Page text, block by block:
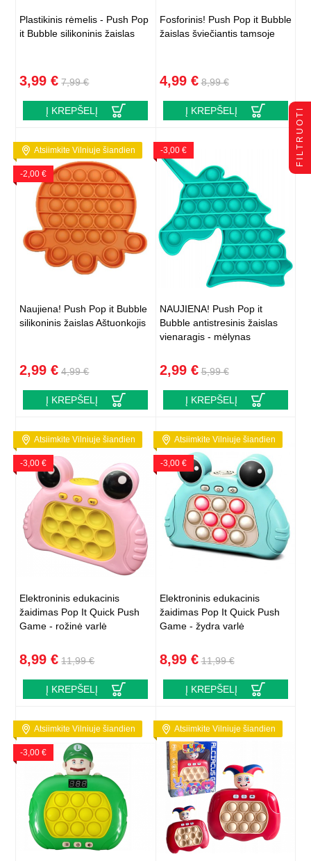
Plastikinis rėmelis - Push Pop
it Bubble silikoninis žaislas
3,99 € 7,99 €
Į KREPŠELĮ
Fosforinis! Push Pop it Bubble
žaislas šviečiantis tamsoje
4,99 € 8,99 €
Į KREPŠELĮ
Atsiimkite Vilniuje šiandien
-2,00 €
Naujiena! Push Pop it Bubble
silikoninis žaislas Aštuonkojis
2,99 € 4,99 €
Į KREPŠELĮ
-3,00 €
NAUJIENA! Push Pop it
Bubble antistresinis žaislas
vienaragis - mėlynas
2,99 € 5,99 €
Į KREPŠELĮ
Atsiimkite Vilniuje šiandien
-3,00 €
Elektroninis edukacinis
žaidimas Pop It Quick Push
Game - rožinė varlė
8,99 € 11,99 €
Į KREPŠELĮ
Atsiimkite Vilniuje šiandien
-3,00 €
Elektroninis edukacinis
žaidimas Pop It Quick Push
Game - žydra varlė
8,99 € 11,99 €
Į KREPŠELĮ
Atsiimkite Vilniuje šiandien
-3,00 €
Atsiimkite Vilniuje šiandien
FILTRUOTI